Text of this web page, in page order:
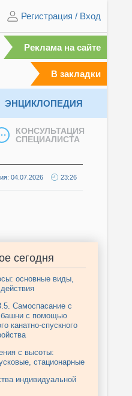
Регистрация / Вход
Реклама на сайте
В закладки
ЭНЦИКЛОПЕДИЯ
КОНСУЛЬТАЦИЯ
СПЕЦИАЛИСТА
04.07.2026 23:26
сегодня
основные виды,
Самоспасание с
башни с помощью
канатно-спускного
с высоты:
стационарные
индивидуальной